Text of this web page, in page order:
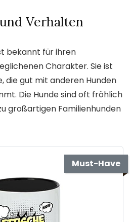
Verhalten
bekannt für ihren
Charakter. Sie ist
die gut mit anderen Hunden
Die Hunde sind oft fröhlich
großartigen Familienhunden
Must-Have